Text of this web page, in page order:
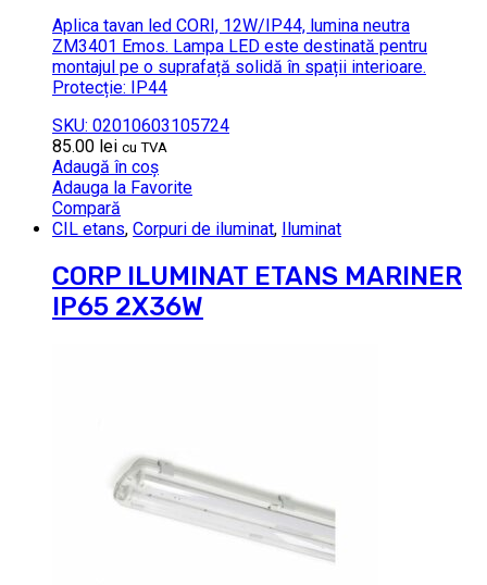
Aplica tavan led CORI, 12W/IP44, lumina neutra
ZM3401 Emos. Lampa LED este destinată pentru
montajul pe o suprafață solidă în spații interioare.
Protecție: IP44
SKU: 02010603105724
85.00 lei cu TVA
Adaugă în coș
Adauga la Favorite
Compară
CIL etans, Corpuri de iluminat, Iluminat
CORP ILUMINAT ETANS MARINER
IP65 2X36W